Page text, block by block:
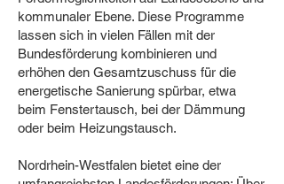
kommunaler Ebene. Diese Programme
lassen sich in vielen Fällen mit der
Bundesförderung kombinieren und
erhöhen den Gesamtzuschuss für die
energetische Sanierung spürbar, etwa
beim Fenstertausch, bei der Dämmung
oder beim Heizungstausch.
Nordrhein-Westfalen bietet eine der